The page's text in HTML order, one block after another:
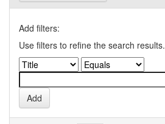
Add filters:
Use filters to refine the search results.